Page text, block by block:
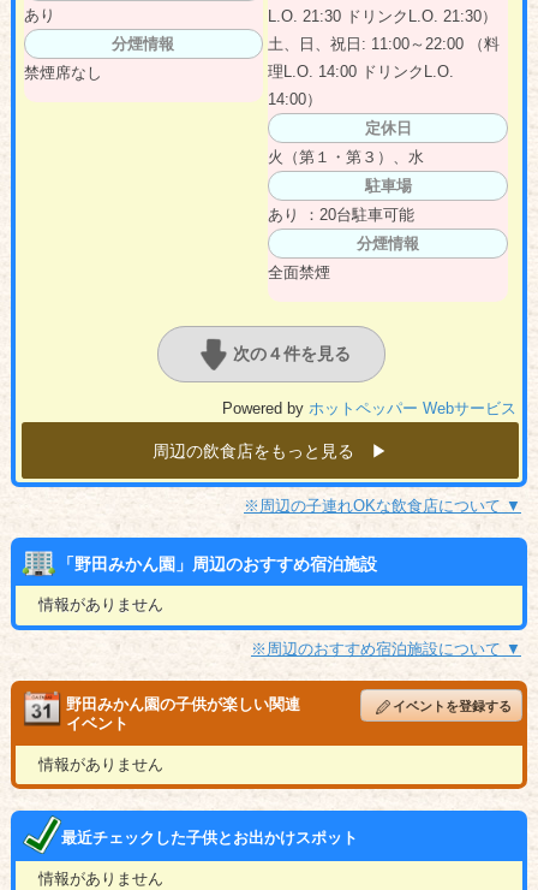
あり
分煙情報
禁煙席なし
L.O. 21:30 ドリンクL.O. 21:30）
土、日、祝日: 11:00～22:00 （料
理L.O. 14:00 ドリンクL.O.
14:00）
定休日
火（第１・第３）、水
駐車場
あり ：20台駐車可能
分煙情報
全面禁煙
次の４件を見る
Powered by ホットペッパー Webサービス
周辺の飲食店をもっと見る ▶︎
※周辺の子連れOKな飲食店について ▼
「野田みかん園」周辺のおすすめ宿泊施設
情報がありません
※周辺のおすすめ宿泊施設について ▼
野田みかん園の子供が楽しい関連
イベント
イベントを登録する
情報がありません
最近チェックした子供とお出かけスポット
情報がありません